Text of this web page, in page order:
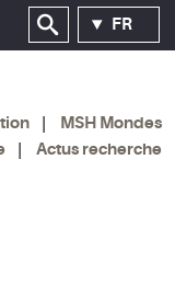
FR
MSH Mondes
Actus recherche